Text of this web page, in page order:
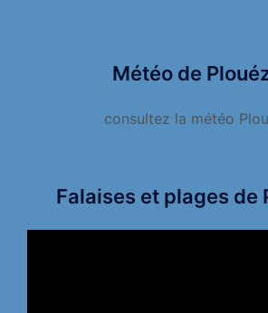
Météo de
consultez la météo
Falaises et plages de